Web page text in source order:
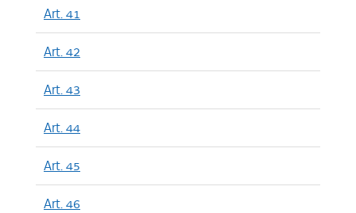
Art. 41
Art. 42
Art. 43
Art. 44
Art. 45
Art. 46